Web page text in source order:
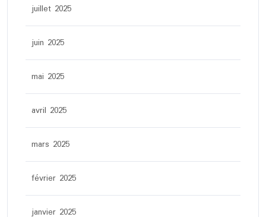
juillet 2025
juin 2025
mai 2025
avril 2025
mars 2025
février 2025
janvier 2025